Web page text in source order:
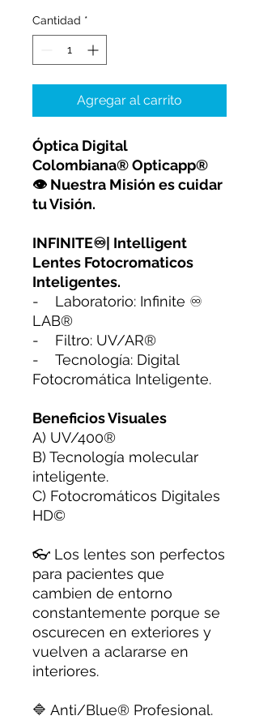
Cantidad *
Agregar al carrito
Óptica Digital
Colombiana® Opticapp®
👁 Nuestra Misión es cuidar
tu Visión.
INFINITE♾| Intelligent
Lentes Fotocromaticos
Inteligentes.
- Laboratorio: Infinite ♾
LAB®️
- Filtro: UV/AR®️
- Tecnología: Digital
Fotocromática Inteligente.
Beneficios Visuales
A) UV/400®️
B) Tecnología molecular
inteligente.
C) Fotocromáticos Digitales
HD©️
👓 Los lentes son perfectos
para pacientes que
cambien de entorno
constantemente porque se
oscurecen en exteriores y
vuelven a aclararse en
interiores.
🔷 Anti/Blue®️ Profesional.